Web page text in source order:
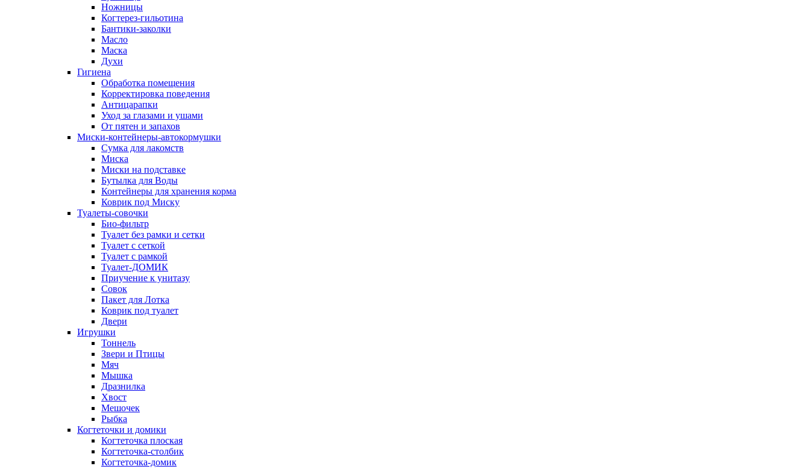
Ножницы
Когтерез-гильотина
Бантики-заколки
Масло
Маска
Духи
Гигиена
Обработка помещения
Корректировка поведения
Антицарапки
Уход за глазами и ушами
От пятен и запахов
Миски-контейнеры-автокормушки
Сумка для лакомств
Миска
Миски на подставке
Бутылка для Воды
Контейнеры для хранения корма
Коврик под Миску
Туалеты-совочки
Био-фильтр
Туалет без рамки и сетки
Туалет с сеткой
Туалет с рамкой
Туалет-ДОМИК
Приучение к унитазу
Совок
Пакет для Лотка
Коврик под туалет
Двери
Игрушки
Тоннель
Звери и Птицы
Мяч
Мышка
Дразнилка
Хвост
Мешочек
Рыбка
Когтеточки и домики
Когтеточка плоская
Когтеточка-столбик
Когтеточка-домик